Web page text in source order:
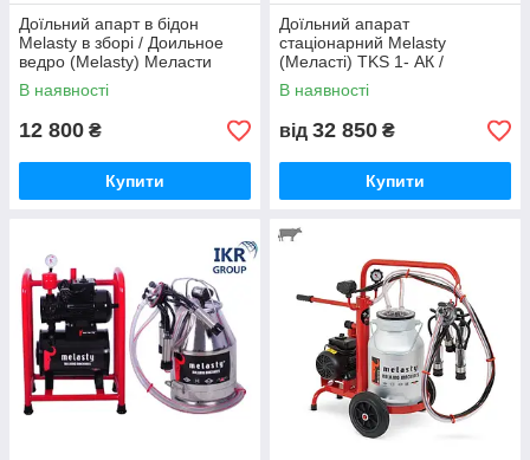
Доїльний апарт в бідон
Melasty в зборі / Доильное
ведро (Melasty) Меласти
В наявності
12 800 ₴
Купити
Доїльний апарат
стаціонарний Melasty
(Меласті) TKS 1- АК /
Доильный аппарат
стационарный Melasty TKS 1-
В наявності
від 32 850 ₴
Купити